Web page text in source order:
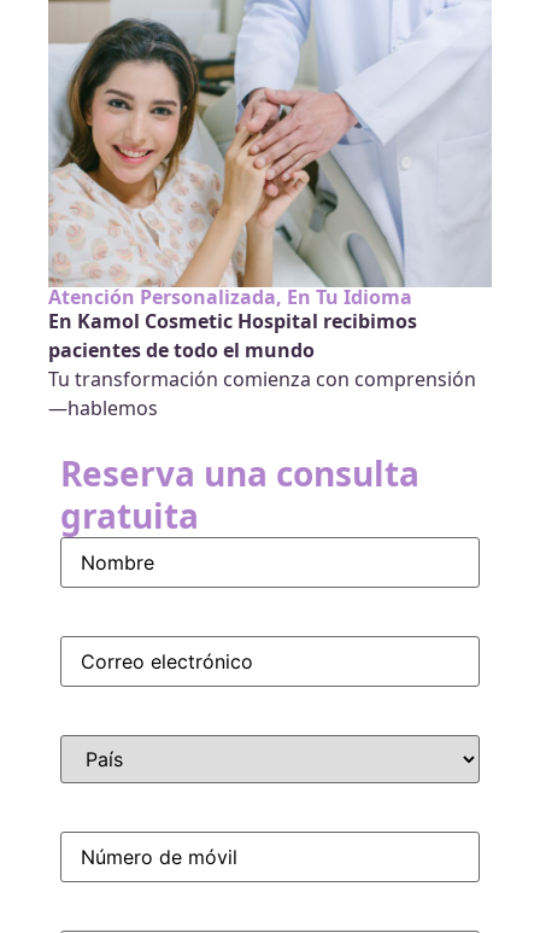
Atención Personalizada, En Tu Idioma
En Kamol Cosmetic Hospital recibimos
pacientes de todo el mundo
Tu transformación comienza con comprensión
—hablemos
Reserva una consulta
gratuita